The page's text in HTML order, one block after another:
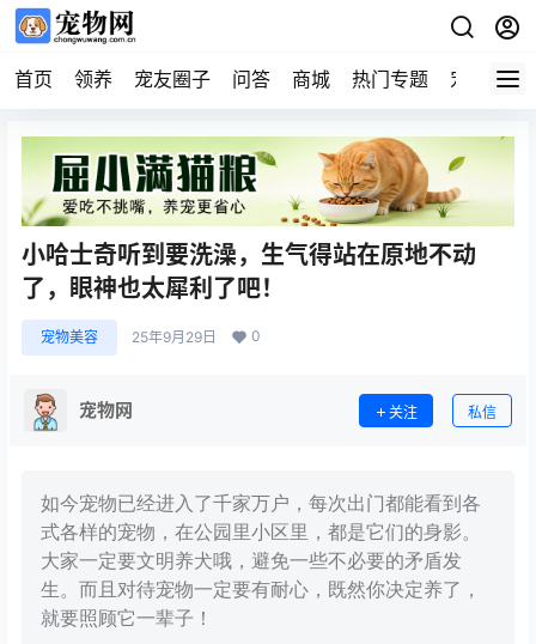
首页 领养 宠友圈子 问答 商城 热门专题 宠物企业
小哈士奇听到要洗澡，生气得站在原地不动
了，眼神也太犀利了吧！
宠物美容 25年9月29日 0
宠物网 关注 私信
如今宠物已经进入了千家万户，每次出门都能看到各
式各样的宠物，在公园里小区里，都是它们的身影。
大家一定要文明养犬哦，避免一些不必要的矛盾发
生。而且对待宠物一定要有耐心，既然你决定养了，
就要照顾它一辈子！